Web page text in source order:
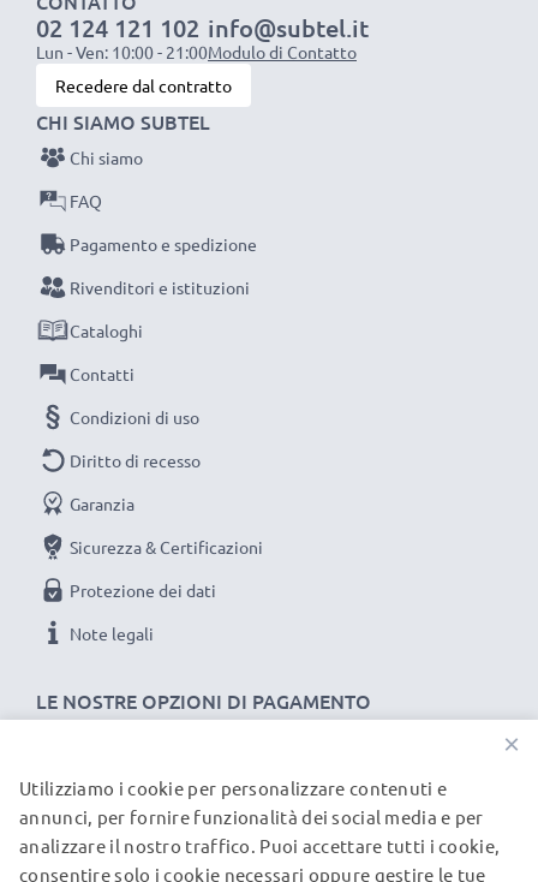
Caricatore subtel: un caricabatterie dall’ottimo
rapporto qualità-prezzo
AC Adapter / Power Supply:
Marca: subtel
Collegamento 1: System Connettore
Tensione di uscita / Output Volt: 5V
Amperaggio / Output ampere: 2A
Potenza / Power Watt: 5W
02 124 121 102
Lun - Ven: 10:00 - 21:00
info@subtel.it
Modulo di Contatto
Recedere dal contratto
LE NOSTRE OPZIONI DI PAGAMENTO
CHI SIAMO SUBTEL
Chi siamo
FAQ
Pagamento e spedizione
Rivenditori e istituzioni
Cataloghi
Contatti
Condizioni di uso
Diritto di recesso
Garanzia
Sicurezza & Certificazioni
Protezione dei dati
Note legali
I NOSTRI PARTNER DI SPEDIZIONE
×
Utilizziamo i cookie per personalizzare contenuti e
annunci, per fornire funzionalità dei social media e per
analizzare il nostro traffico. Puoi accettare tutti i cookie,
consentire solo i cookie necessari oppure gestire le tue